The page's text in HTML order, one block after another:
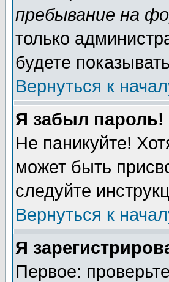
пребывание на
только
будете
Вернуться к
Я забыл пароль!
Не паникуйте!
может быть
следуйте
Вернуться к
Я
Первое: